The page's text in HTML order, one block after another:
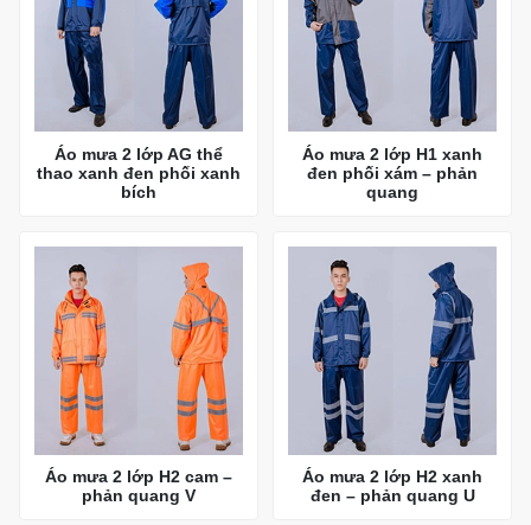
Áo mưa 2 lớp AG thể
thao xanh đen phối xanh
bích
Áo mưa 2 lớp H1 xanh
đen phối xám – phản
quang
Áo mưa 2 lớp H2 cam –
phản quang V
Áo mưa 2 lớp H2 xanh
đen – phản quang U